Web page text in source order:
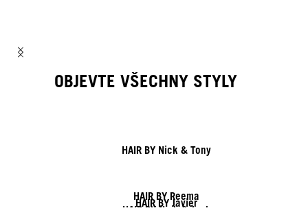
OBJEVTE VŠECHNY STYLY
HAIR BY Nick & Tony
HAIR BY Reema
HAIR BY Javier
HAIR BY Nick & Jack